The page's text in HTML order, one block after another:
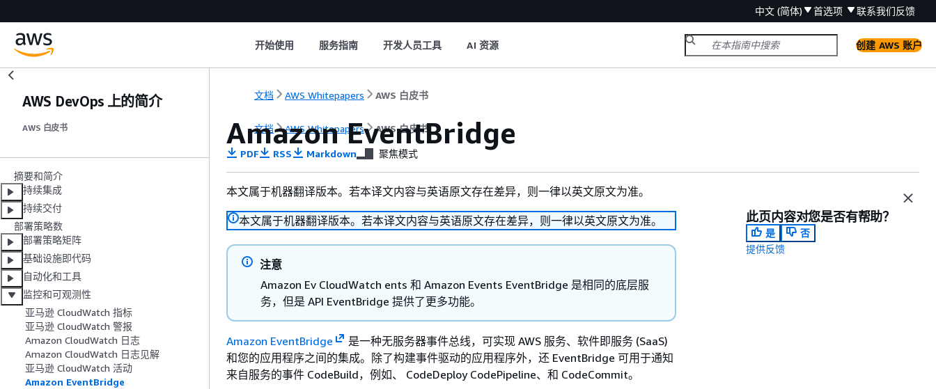
中文 (简体) 首选项 联系我们反馈
开始使用 服务指南 开发人员工具 AI 资源 创建 AWS 账户
AWS DevOps 上的简介
AWS 白皮书
摘要和简介
持续集成
持续交付
部署策略数
部署策略矩阵
基础设施即代码
自动化和工具
监控和可观测性
亚马逊 CloudWatch 指标
亚马逊 CloudWatch 警报
Amazon CloudWatch 日志
Amazon CloudWatch 日志见解
亚马逊 CloudWatch 活动
Amazon EventBridge
文档 AWS Whitepapers AWS 白皮书
文档 AWS Whitepapers AWS 白皮书
Amazon EventBridge
PDF RSS Markdown 聚焦模式
本文属于机器翻译版本。若本译文内容与英语原文存在差异，则一律以英文原文为准。
本文属于机器翻译版本。若本译文内容与英语原文存在差异，则一律以英文原文为准。
注意
Amazon Ev CloudWatch ents 和 Amazon Events EventBridge 是相同的底层服
务，但是 API EventBridge 提供了更多功能。
Amazon EventBridge
是一种无服务器事件总线，可实现 AWS 服务、软件即服务 (SaaS)
和您的应用程序之间的集成。除了构建事件驱动的应用程序外，还 EventBridge 可用于通知
来自服务的事件 CodeBuild，例如、 CodeDeploy CodePipeline、和 CodeCommit。
此页内容对您是否有帮助？
是
否
提供反馈